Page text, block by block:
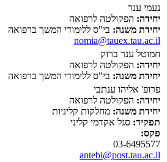
נעמי ענר
יחידה: הפקולטה לרפואה
יחידת משנה: בי"ס ללימודי המשך ברפואה
nomia@tauex.tau.ac.il
חמוטל ענר ברוק
יחידה: הפקולטה לרפואה
יחידת משנה: בי"ס ללימודי המשך ברפואה
פרופ' אליהו ענתבי
יחידה: הפקולטה לרפואה
יחידת משנה: מחלקות קליניות
תפקיד: סגל אקדמי קליני
פקס:
03-6495577
antebi@post.tau.ac.il